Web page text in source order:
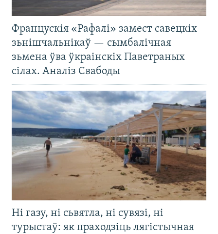
Францускія «Рафалі» замест савецкіх
зьнішчальнікаў — сымбалічная
зьмена ўва ўкраінскіх Паветраных
сілах. Аналіз Свабоды
Ні газу, ні сьвятла, ні сувязі, ні
турыстаў: як праходзіць лягістычная